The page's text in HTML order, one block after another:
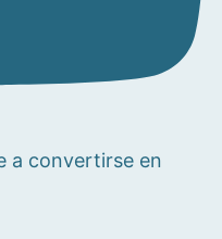
a convertirse en